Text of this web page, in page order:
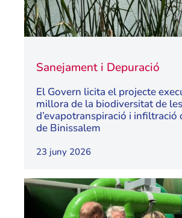
Sanejament i Depuració
El Govern licita el projecte
millora de la biodiversitat de
d’evapotranspiració i infiltració
de Binissalem
23 juny 2026